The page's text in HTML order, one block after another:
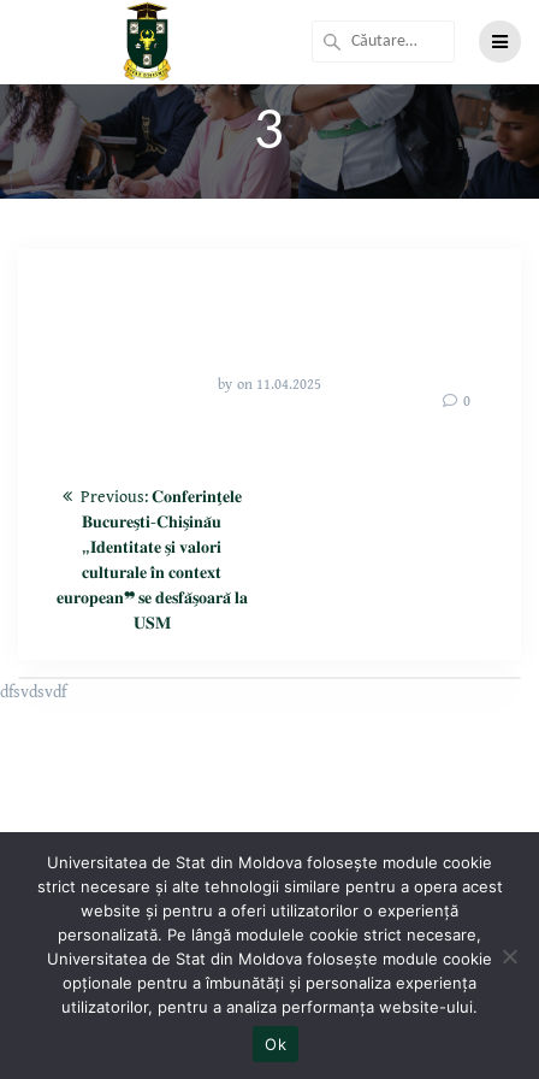
3
by on 11.04.2025
0
Previous:𝐂𝐨𝐧𝐟𝐞𝐫𝐢𝐧𝐭̗𝐞𝐥𝐞
𝐁𝐮𝐜𝐮𝐫𝐞𝐬̗𝐭𝐢-𝐂𝐡𝐢𝐬̗𝐢𝐧𝐚̆𝐮
„𝐈𝐝𝐞𝐧𝐭𝐢𝐭𝐚𝐭𝐞 𝐬̗𝐢 𝐯𝐚𝐥𝐨𝐫𝐢
𝐜𝐮𝐥𝐭𝐮𝐫𝐚𝐥𝐞 𝐢̂𝐧 𝐜𝐨𝐧𝐭𝐞𝐱𝐭
𝐞𝐮𝐫𝐨𝐩𝐞𝐚𝐧❞ 𝐬𝐞 𝐝𝐞𝐬𝐟𝐚̆𝐬̗𝐨𝐚𝐫𝐚̆ 𝐥𝐚
𝐔𝐒𝐌
dfsvdsvdf
Oficiul Programare Web al USM®
Universitatea de Stat din Moldova folosește module cookie
strict necesare și alte tehnologii similare pentru a opera acest
website și pentru a oferi utilizatorilor o experiență
personalizată. Pe lângă modulele cookie strict necesare,
Universitatea de Stat din Moldova folosește module cookie
opționale pentru a îmbunătăți și personaliza experiența
utilizatorilor, pentru a analiza performanța website-ului.
Ok